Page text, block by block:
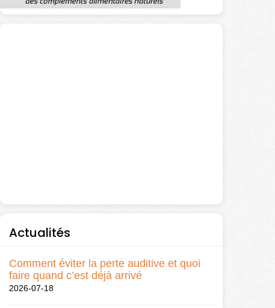
Actualités
Comment éviter la perte auditive et quoi
faire quand c’est déjà arrivé
2026-07-18